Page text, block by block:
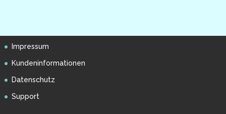
Impressum
Kundeninformationen
Datenschutz
Support